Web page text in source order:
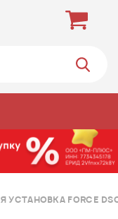
УСТАНОВКА FORCE